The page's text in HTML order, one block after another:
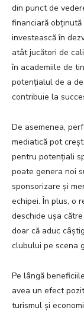
din punct de
financiară
investească în
atât jucători de
în academiile de
potențialul de a
contribuie la
De asemenea,
mediatică pot
pentru potențiali
poate genera noi
sponsorizare și
echipei. În plus, o
deschide ușa
doar că aduc
clubului pe scena
Pe lângă
avea un efect
turismul și